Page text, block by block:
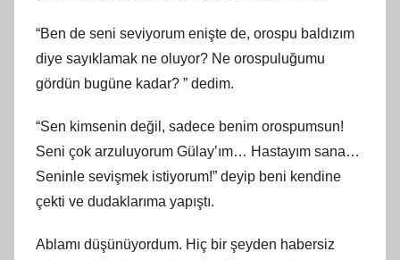
“Ben de seni seviyorum enişte de, orospu baldızım
diye sayıklamak ne oluyor? Ne orospuluğumu
gördün bugüne kadar? ” dedim.
“Sen kimsenin değil, sadece benim orospumsun!
Seni çok arzuluyorum Gülay’ım… Hastayım sana…
Seninle sevişmek istiyorum!” deyip beni kendine
çekti ve dudaklarıma yapıştı.
Ablamı düşünüyordum. Hiç bir şeyden habersiz